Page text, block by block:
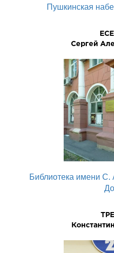
Пушкинская
Сергей
Библиотека имени С.